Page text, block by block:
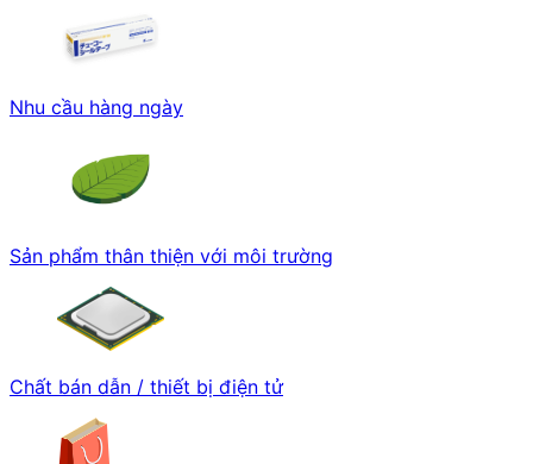
Nhu cầu hàng ngày
Sản phẩm thân thiện với môi trường
Chất bán dẫn / thiết bị điện tử